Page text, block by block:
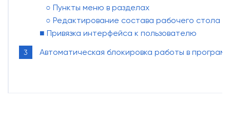
○ Пункты меню в разделах
○ Редактирование состава рабочего стола
■ Привязка интерфейса к пользователю
Автоматическая блокировка работы в